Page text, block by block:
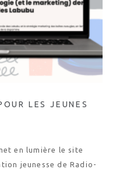
LES JEUNES
en lumière le site
jeunesse de Radio-